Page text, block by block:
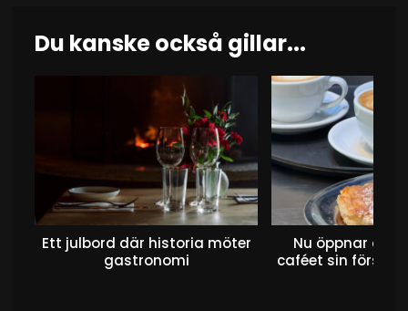
Du kanske också gillar...
Ett julbord där historia möter
gastronomi
Nu öppnar det
caféet sin första